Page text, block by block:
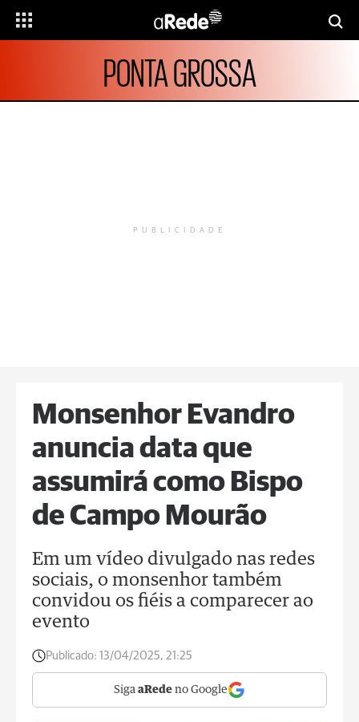
PONTA GROSSA
PUBLICIDADE
Monsenhor Evandro
anuncia data que
assumirá como Bispo
de Campo Mourão
Em um vídeo divulgado nas redes
sociais, o monsenhor também
convidou os fiéis a comparecer ao
evento
Publicado: 13/04/2025, 21:25
Siga aRede no Google